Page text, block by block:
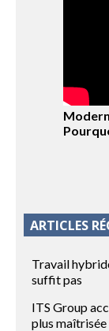
ARTICLES
Travail
suffit pas
ITS Group
plus maîtrisée